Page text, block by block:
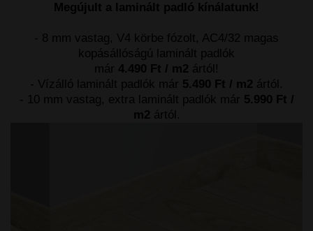
Megújult a laminált padló kínálatunk!
- 8 mm vastag, V4 körbe fózolt, AC4/32 magas
kopásállóságú laminált padlók
már 4.490 Ft / m2 ártól!
- Vízálló laminált padlók már 5.490 Ft / m2 ártól.
- 10 mm vastag, extra laminált padlók már 5.990 Ft /
m2 ártól.